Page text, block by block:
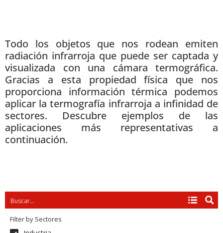
Todo los objetos que nos rodean emiten
radiación infrarroja que puede ser captada y
visualizada con una cámara termográfica.
Gracias a esta propiedad física que nos
proporciona información térmica podemos
aplicar la termografía infrarroja a infinidad de
sectores. Descubre ejemplos de las
aplicaciones más representativas a
continuación.
Filter by Sectores